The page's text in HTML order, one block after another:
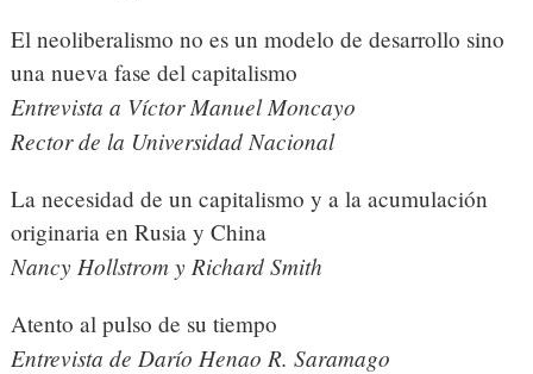
El neoliberalismo no es un modelo de desarrollo sino
una nueva fase del capitalismo
Entrevista a Víctor Manuel Moncayo
Rector de la Universidad Nacional
La necesidad de un capitalismo y a la acumulación
originaria en Rusia y China
Nancy Hollstrom y Richard Smith
Atento al pulso de su tiempo
Entrevista de Darío Henao R. Saramago